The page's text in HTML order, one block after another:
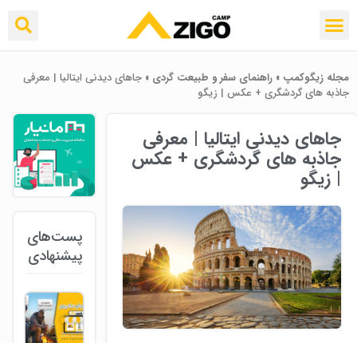
مجله زیگوکمپ » راهنمای سفر و طبیعت گردی » جاهای دیدنی ایتالیا | معرفی
جاذبه های گردشگری + عکس | زیگو
جاهای دیدنی ایتالیا | معرفی
جاذبه های گردشگری + عکس
| زیگو
پست‌های
پیشنهادی